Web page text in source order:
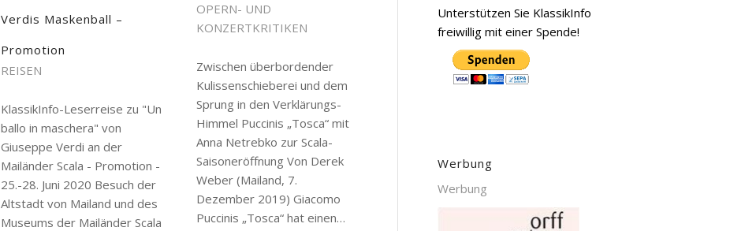
Verdis Maskenball –
Promotion
REISEN
KlassikInfo-Leserreise zu "Un
ballo in maschera" von
Giuseppe Verdi an der
Mailänder Scala - Promotion -
25.-28. Juni 2020 Besuch der
Altstadt von Mailand und des
Museums der Mailänder Scala
OPERN- UND
KONZERTKRITIKEN
Zwischen überbordender
Kulissenschieberei und dem
Sprung in den Verklärungs-
Himmel Puccinis „Tosca“ mit
Anna Netrebko zur Scala-
Saisoneröffnung Von Derek
Weber (Mailand, 7.
Dezember 2019) Giacomo
Puccinis „Tosca“ hat einen…
Unterstützen Sie KlassikInfo
freiwillig mit einer Spende!
Werbung
Werbung